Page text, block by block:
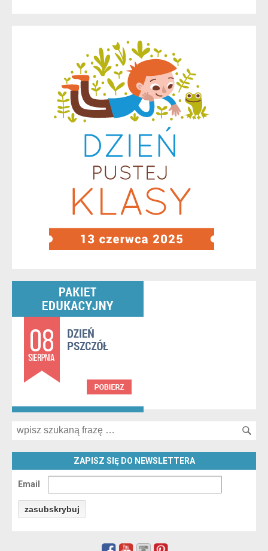
Search for:
ZAPISZ SIĘ DO NEWSLETTERA
Email